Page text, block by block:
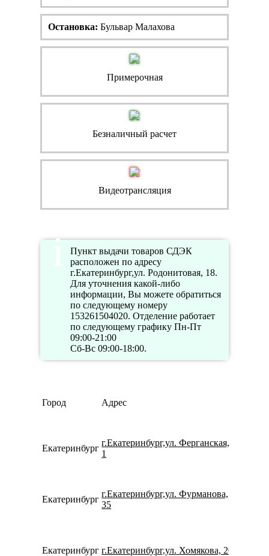
Остановка: Бульвар Малахова
Примерочная
Безналичный расчет
Видеотрансляция
Пункт выдачи товаров СДЭК
расположен по адресу
г.Екатеринбург,ул. Родонитовая, 18.
Для уточнения какой-либо
информации, Вы можете обратиться
по следующему номеру
153261504020. Отделение работает
по следующему графику Пн-Пт
09:00-21:00
Сб-Вс 09:00-18:00.
Город Адрес
Екатеринбург
г.Екатеринбург,ул. Ферганская,
1
Екатеринбург
г.Екатеринбург,ул. Фурманова,
35
Екатеринбург г.Екатеринбург,ул. Хомякова, 20